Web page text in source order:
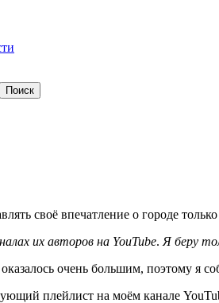
своё впечатление о городе
их авторов на YouTube. Я беру
очень большим, поэтому я
плейлист на моём канале